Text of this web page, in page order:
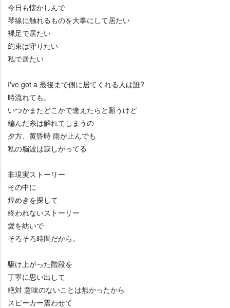
今日も懐かしんで
琴線に触れるものを大事にして居たい
裸足で居たい
約束は守りたい
私で居たい
I've got a 最後まで側に居てくれる人は誰?
時流れても。
いつかまたどこかで逢えたらと願うけど
編んだ糸は解れてしまうの
夕方、黄昏時 雨が止んでも
私の脳波は寂しがってる
非現実ストーリー
その中に
煌めきを探して
終われないストーリー
愛を紡いで
そろそろ時間だから。
駆け上がった階段を
丁寧に思い出して
絶対 意味のないことは無かったから
スピーカー震わせて